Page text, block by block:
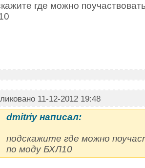
где можно
11-12-2012 19:48
dmitriy написал:
подскажите где можно
по моду БХЛ10